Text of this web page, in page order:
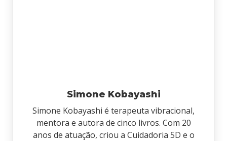
Simone Kobayashi
Simone Kobayashi é terapeuta vibracional,
mentora e autora de cinco livros. Com 20
anos de atuação, criou a Cuidadoria 5D e o